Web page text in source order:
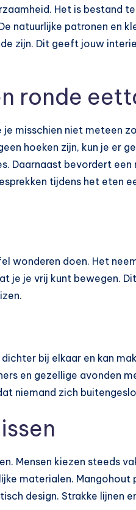
Het is bestand
natuurlijke patronen en
zijn. Dit geeft jouw
ronde
misschien niet meteen
hoeken zijn, kun je er
Daarnaast bevordert een
tijdens het eten
wonderen doen. Het
je je vrij kunt bewegen.
bij elkaar en kan
en gezellige avonden
niemand zich
Mensen kiezen steeds
materialen.
design. Strakke lijnen